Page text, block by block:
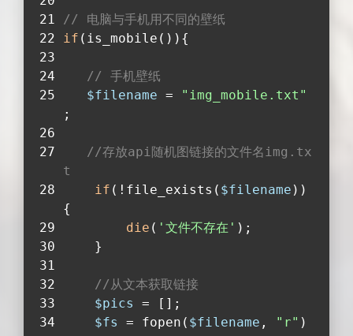
// 电脑与手机用不同的壁纸
if (is_mobile()){
// 手机壁纸
$filename =
"img_mobile.txt"
;
//存放api随机图链接的文件名img.tx
t
if (!file_exists( $filename ))
{
die ( '文件不存在' );
    }
//从文本获取链接
$pics
= [];
$fs
= fopen( $filename , "r" )